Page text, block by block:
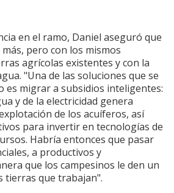
en el ramo, Daniel aseguró que
pero con los mismos
agrícolas existentes y con la
"Una de las soluciones que se
es migrar a subsidios inteligentes:
y de la electricidad genera
de los acuíferos, así
para invertir en tecnologías de
Habría entonces que pasar
a productivos y
que los campesinos le den un
tierras que trabajan".